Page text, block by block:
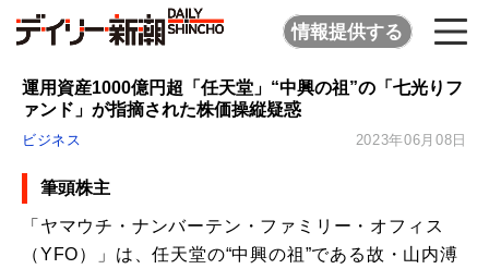
情報提供する
運用資産1000億円超「任天堂」“中興の祖”の「七光りフ
ァンド」が指摘された株価操縦疑惑
ビジネス 2023年06月08日
筆頭株主
「ヤマウチ・ナンバーテン・ファミリー・オフィス
（YFO）」は、任天堂の“中興の祖”である故・山内溥